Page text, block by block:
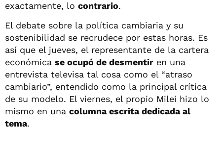
exactamente, lo contrario.
El debate sobre la política cambiaria y su
sostenibilidad se recrudece por estas horas. Es
así que el jueves, el representante de la cartera
económica se ocupó de desmentir en una
entrevista televisa tal cosa como el “atraso
cambiario”, entendido como la principal crítica
de su modelo. El viernes, el propio Milei hizo lo
mismo en una columna escrita dedicada al
tema.